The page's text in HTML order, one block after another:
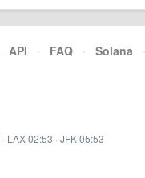
API · FAQ · Solana ·
· LAX 02:53 · JFK 05:53